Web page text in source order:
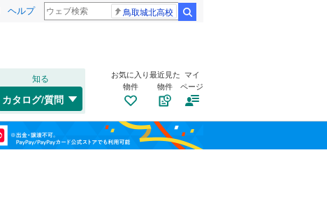
ヘルプ 鳥取城北高校
知る
カタログ/質問
お気に入り
物件
最近見た
物件
マイ
ページ
福島 北区(20)
中区(6)
霞ケ丘町北(1)
北山町北新田(1)
中央本線（JR東海）(2)
東海道新幹線
名古屋市営地下鉄鶴舞線(0)